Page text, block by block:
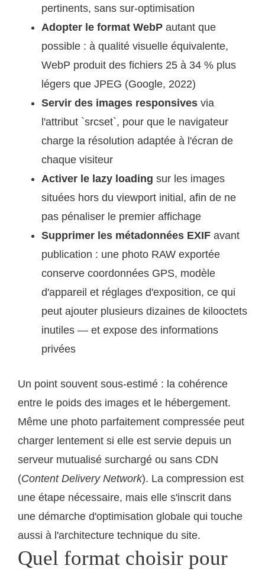
pertinents, sans sur-optimisation
Adopter le format WebP autant que
possible : à qualité visuelle équivalente,
WebP produit des fichiers 25 à 34 % plus
légers que JPEG (Google, 2022)
Servir des images responsives via
l'attribut `srcset`, pour que le navigateur
charge la résolution adaptée à l'écran de
chaque visiteur
Activer le lazy loading sur les images
situées hors du viewport initial, afin de ne
pas pénaliser le premier affichage
Supprimer les métadonnées EXIF avant
publication : une photo RAW exportée
conserve coordonnées GPS, modèle
d'appareil et réglages d'exposition, ce qui
peut ajouter plusieurs dizaines de kilooctets
inutiles — et expose des informations
privées
Un point souvent sous-estimé : la cohérence
entre le poids des images et le hébergement.
Même une photo parfaitement compressée peut
charger lentement si elle est servie depuis un
serveur mutualisé surchargé ou sans CDN
(Content Delivery Network). La compression est
une étape nécessaire, mais elle s'inscrit dans
une démarche d'optimisation globale qui touche
aussi à l'architecture technique du site.
Quel format choisir pour